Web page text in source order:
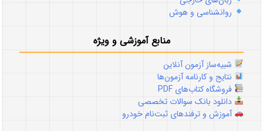
روانشناسی و هوش
منابع آموزشی و ویژه
شبیه‌ساز آزمون آنلاین
نتایج و کارنامه آزمون‌ها
فروشگاه کتاب‌های PDF
دانلود بانک سوالات تخصصی
آموزش و ترفندهای ثبت‌نام خودرو